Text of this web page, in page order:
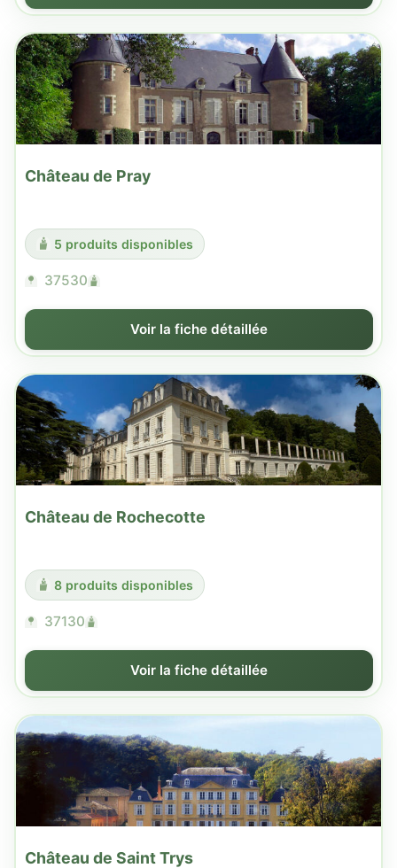
Château de Pray
5 produits disponibles
37530
Voir la fiche détaillée
Château de Rochecotte
8 produits disponibles
37130
Voir la fiche détaillée
Château de Saint Trys